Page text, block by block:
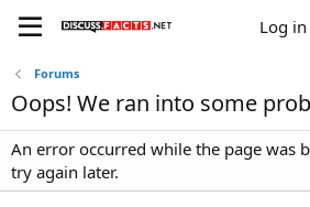
Log in
Forums
Oops! We ran into some
An error occurred while the page was
try again later.